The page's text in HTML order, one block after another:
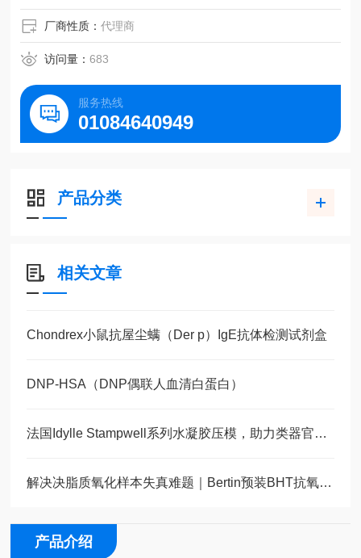
厂商性质：代理商
访问量：683
服务热线
01084640949
产品分类
相关文章
Chondrex小鼠抗屋尘螨（Der p）IgE抗体检测试剂盒
DNP-HSA（DNP偶联人血清白蛋白）
法国Idylle Stampwell系列水凝胶压模，助力类器官与斑马鱼3D显微成像
解决决脂质氧化样本失真难题｜Bertin预装BHT抗氧化采样管
产品介绍